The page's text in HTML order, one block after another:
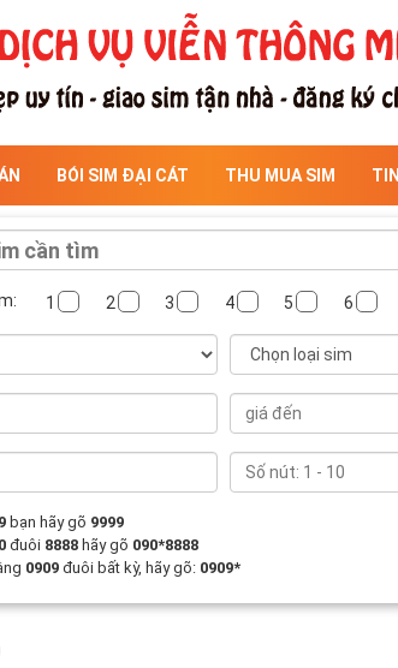
BÓI SIM ĐẠI CÁT THU MUA SIM
1 2 3 4 5 6
bạn hãy gõ 9999
đuôi 8888 hãy gõ 090*8888
0909 đuôi bất kỳ, hãy gõ: 0909*